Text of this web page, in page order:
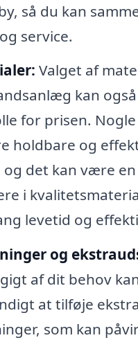
så du kan
service.
Valget af
kan
for prisen.
holdbare og
og det kan være
i
levetid og
og
af dit behov
at tilføje
som kan